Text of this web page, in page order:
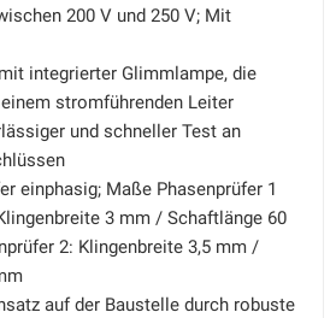
200 V und 250 V; Mit
integrierter Glimmlampe, die
stromführenden Leiter
und schneller Test an
einphasig; Maße Phasenprüfer 1
3 mm / Schaftlänge 60
2: Klingenbreite 3,5 mm /
auf der Baustelle durch robuste